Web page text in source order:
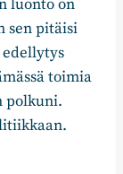
luonto on
sen pitäisi
toimia
polkuni.